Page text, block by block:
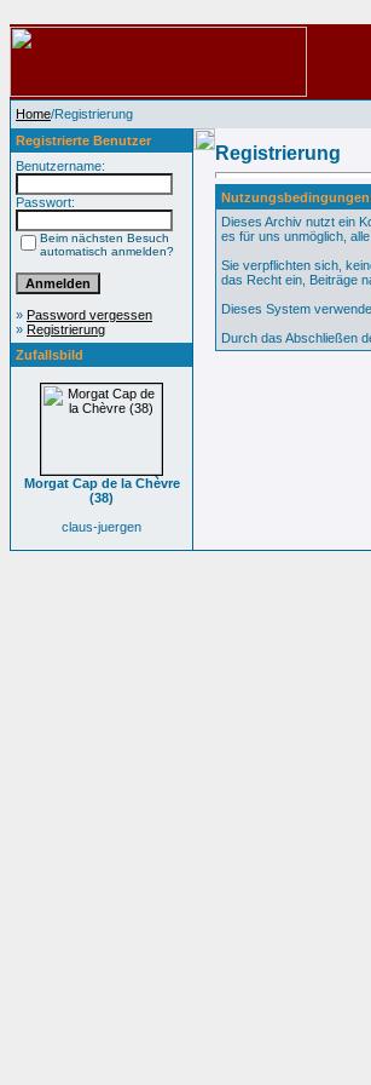
Home/Registrierung
Registrierte Benutzer
Benutzername:
Passwort:
Beim nächsten Besuch
automatisch anmelden?
» Password vergessen
» Registrierung
Zufallsbild
Morgat Cap de la Chèvre
(38)
claus-juergen
Registrierung
Dieses Archiv nutzt ein
es für uns unmöglich,
Sie verpflichten sich,
das Recht ein, Beiträge
Dieses System
Durch das Abschließen